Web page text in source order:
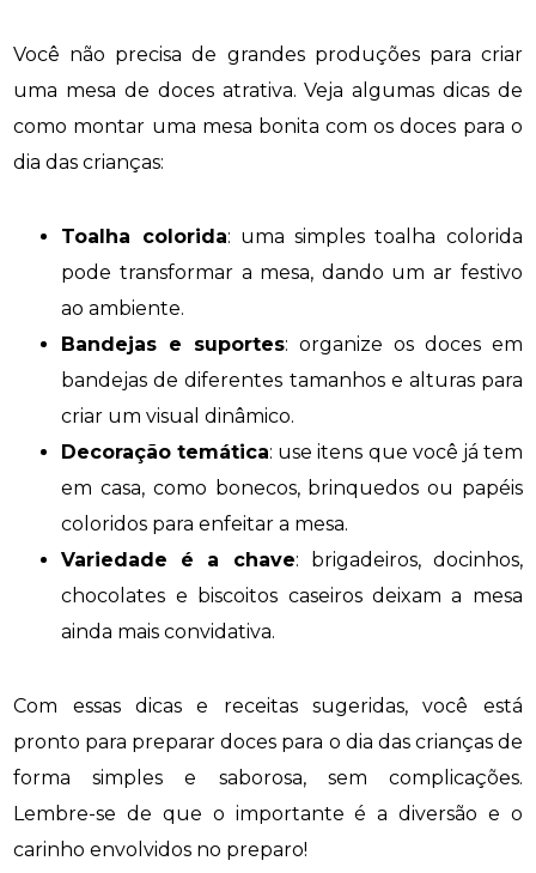
Você não precisa de grandes produções para criar
uma mesa de doces atrativa. Veja algumas dicas de
como montar uma mesa bonita com os doces para o
dia das crianças:
Toalha colorida: uma simples toalha colorida
pode transformar a mesa, dando um ar festivo
ao ambiente.
Bandejas e suportes: organize os doces em
bandejas de diferentes tamanhos e alturas para
criar um visual dinâmico.
Decoração temática: use itens que você já tem
em casa, como bonecos, brinquedos ou papéis
coloridos para enfeitar a mesa.
Variedade é a chave: brigadeiros, docinhos,
chocolates e biscoitos caseiros deixam a mesa
ainda mais convidativa.
Com essas dicas e receitas sugeridas, você está
pronto para preparar doces para o dia das crianças de
forma simples e saborosa, sem complicações.
Lembre-se de que o importante é a diversão e o
carinho envolvidos no preparo!